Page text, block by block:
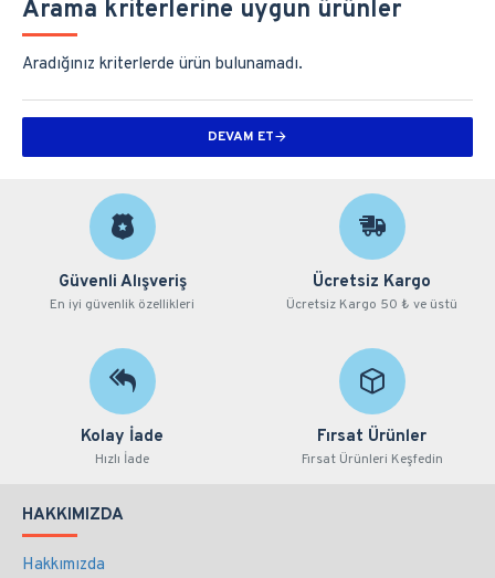
Arama kriterlerine uygun ürünler
Aradığınız kriterlerde ürün bulunamadı.
DEVAM ET
Güvenli Alışveriş
En iyi güvenlik özellikleri
Ücretsiz Kargo
Ücretsiz Kargo 50 ₺ ve üstü
Kolay İade
Hızlı İade
Fırsat Ürünler
Fırsat Ürünleri Keşfedin
HAKKIMIZDA
Hakkımızda